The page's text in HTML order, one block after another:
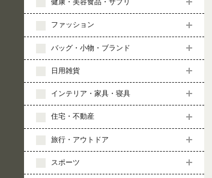
健康・美容食品・サプリ
ファッション
バッグ・小物・ブランド
日用雑貨
インテリア・家具・寝具
住宅・不動産
旅行・アウトドア
スポーツ